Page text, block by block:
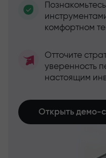
комфортном
Отточите
уверенность
настоящим
Открыть демо-